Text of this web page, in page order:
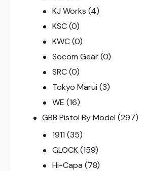
KJ Works (4)
KSC (0)
KWC (0)
Socom Gear (0)
SRC (0)
Tokyo Marui (3)
WE (16)
GBB Pistol By Model (297)
1911 (35)
GLOCK (159)
Hi-Capa (78)